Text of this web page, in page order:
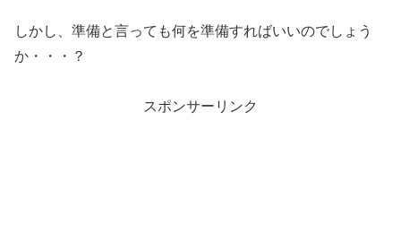
しかし、準備と言っても何を準備すればいいのでしょう
か・・・？
スポンサーリンク